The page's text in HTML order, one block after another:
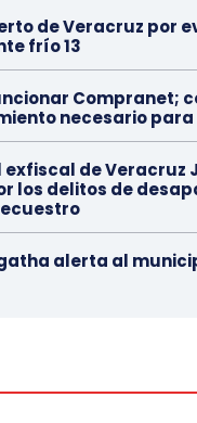
de Veracruz por
frío 13
Compranet;
necesario
exfiscal de Veracruz
los delitos de
alerta al